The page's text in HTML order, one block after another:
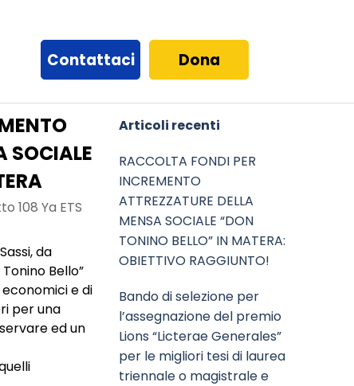
Contattaci Dona
SOCIALE
108 Ya ETS
da
Bello”
e di
per una
ed un
Salta blocco Articoli recenti
Articoli recenti
RACCOLTA FONDI PER
INCREMENTO
ATTREZZATURE DELLA
MENSA SOCIALE “DON
TONINO BELLO” IN MATERA:
OBIETTIVO RAGGIUNTO!
Bando di selezione per
l’assegnazione del premio
Lions “Licterae Generales”
per le migliori tesi di laurea
triennale o magistrale e